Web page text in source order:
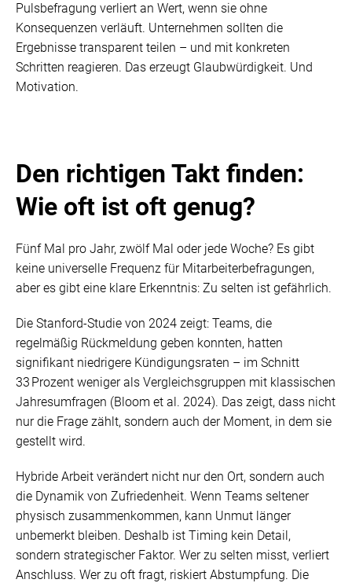
Pulsbefragung verliert an Wert, wenn sie ohne
Konsequenzen verläuft. Unternehmen sollten die
Ergebnisse transparent teilen – und mit konkreten
Schritten reagieren. Das erzeugt Glaubwürdigkeit. Und
Motivation.
Den richtigen Takt finden:
Wie oft ist oft genug?
Fünf Mal pro Jahr, zwölf Mal oder jede Woche? Es gibt
keine universelle Frequenz für Mitarbeiterbefragungen,
aber es gibt eine klare Erkenntnis: Zu selten ist gefährlich.
Die Stanford-Studie von 2024 zeigt: Teams, die
regelmäßig Rückmeldung geben konnten, hatten
signifikant niedrigere Kündigungsraten – im Schnitt
33 Prozent weniger als Vergleichsgruppen mit klassischen
Jahresumfragen (Bloom et al. 2024). Das zeigt, dass nicht
nur die Frage zählt, sondern auch der Moment, in dem sie
gestellt wird.
Hybride Arbeit verändert nicht nur den Ort, sondern auch
die Dynamik von Zufriedenheit. Wenn Teams seltener
physisch zusammenkommen, kann Unmut länger
unbemerkt bleiben. Deshalb ist Timing kein Detail,
sondern strategischer Faktor. Wer zu selten misst, verliert
Anschluss. Wer zu oft fragt, riskiert Abstumpfung. Die